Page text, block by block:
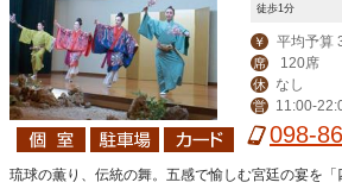
徒歩1分
￥ 平均予算
席 120席
休 なし
営 11:00-
098-
琉球の薫り、伝統の舞。五感で愉しむ宮廷の宴を「